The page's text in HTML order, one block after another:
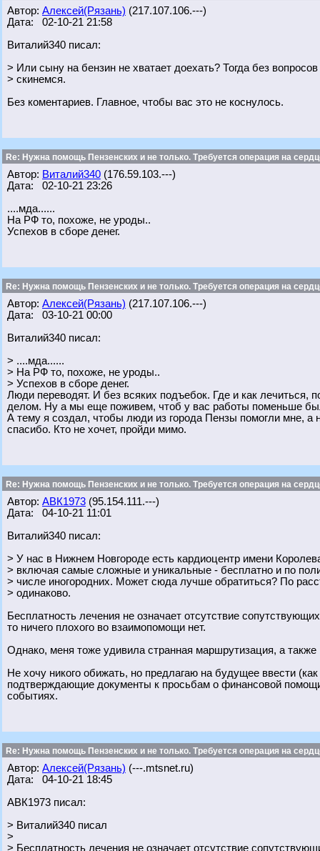
Автор: Алексей(Рязань) (217.107.106.---)
Дата: 02-10-21 21:58
Виталий340 писал:
> Или сыну на бензин не хватает доехать? Тогда без вопросов
> скинемся.
Без коментариев. Главное, чтобы вас это не коснулось.
Re: Нужна помощь Пензенских и не только. Требуется операция на
Автор: Виталий340 (176.59.103.---)
Дата: 02-10-21 23:26
....мда......
На РФ то, похоже, не уроды..
Успехов в сборе денег.
Re: Нужна помощь Пензенских и не только. Требуется операция на
Автор: Алексей(Рязань) (217.107.106.---)
Дата: 03-10-21 00:00
Виталий340 писал:
> ....мда......
> На РФ то, похоже, не уроды..
> Успехов в сборе денег.
Люди переводят. И без всяких подъебок. Где и как
делом. Ну а мы еще поживем, чтоб у вас работы поменьше
А тему я создал, чтобы люди из города Пензы помогли мне, а
спасибо. Кто не хочет, пройди мимо.
Re: Нужна помощь Пензенских и не только. Требуется операция на
Автор: АВК1973 (95.154.111.---)
Дата: 04-10-21 11:01
Виталий340 писал:
> У нас в Нижнем Новгороде есть кардиоцентр имени
> включая самые сложные и уникальные - бесплатно и по
> числе иногородних. Может сюда лучше обратиться? По
> одинаково.
Бесплатность лечения не означает отсутствие
то ничего плохого во взаимопомощи нет.
Однако, меня тоже удивила странная маршрутизация, а также
Не хочу никого обижать, но предлагаю на будущее ввести
подтверждающие документы к просьбам о финансовой
событиях.
Re: Нужна помощь Пензенских и не только. Требуется операция на
Автор: Алексей(Рязань) (---.mtsnet.ru)
Дата: 04-10-21 18:45
АВК1973 писал:
> Виталий340 писал
>
> Бесплатность лечения не означает отсутствие